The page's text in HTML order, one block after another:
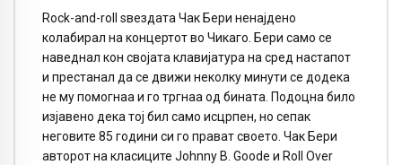
Rock-and-roll ѕвездата Чак Бери ненајдено
колабирал на концертот во Чикаго. Бери само се
наведнал кон својата клавијатура на сред настапот
и престанал да се движи неколку минути се додека
не му помогнаа и го тргнаа од бината. Подоцна било
изјавено дека тој бил само исцрпен, но сепак
неговите 85 години си го прават своето. Чак Бери
авторот на класиците Johnny B. Goode и Roll Over